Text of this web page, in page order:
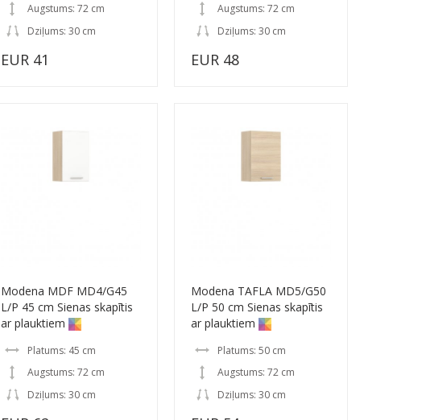
Augstums: 72 cm
Dziļums: 30 cm
EUR 41
Augstums: 72 cm
Dziļums: 30 cm
EUR 48
Modena MDF MD4/G45
L/P 45 cm Sienas skapītis
ar plauktiem
Platums: 45 cm
Augstums: 72 cm
Dziļums: 30 cm
Modena TAFLA MD5/G50
L/P 50 cm Sienas skapītis
ar plauktiem
Platums: 50 cm
Augstums: 72 cm
Dziļums: 30 cm